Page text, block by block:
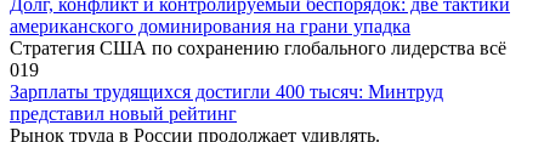
американского доминирования на грани упадка
Стратегия США по сохранению глобального лидерства всё
019
Зарплаты трудящихся достигли 400 тысяч: Минтруд
представил новый рейтинг
Рынок труда в России продолжает удивлять.